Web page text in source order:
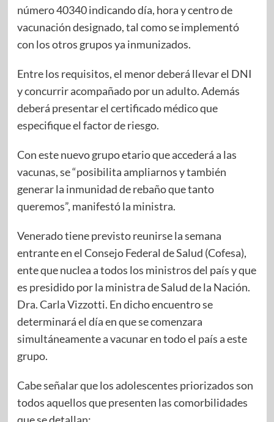
número 40340 indicando día, hora y centro de
vacunación designado, tal como se implementó
con los otros grupos ya inmunizados.
Entre los requisitos, el menor deberá llevar el DNI
y concurrir acompañado por un adulto. Además
deberá presentar el certificado médico que
especifique el factor de riesgo.
Con este nuevo grupo etario que accederá a las
vacunas, se “posibilita ampliarnos y también
generar la inmunidad de rebaño que tanto
queremos”, manifestó la ministra.
Venerado tiene previsto reunirse la semana
entrante en el Consejo Federal de Salud (Cofesa),
ente que nuclea a todos los ministros del país y que
es presidido por la ministra de Salud de la Nación.
Dra. Carla Vizzotti. En dicho encuentro se
determinará el día en que se comenzara
simultáneamente a vacunar en todo el país a este
grupo.
Cabe señalar que los adolescentes priorizados son
todos aquellos que presenten las comorbilidades
que se detallan: